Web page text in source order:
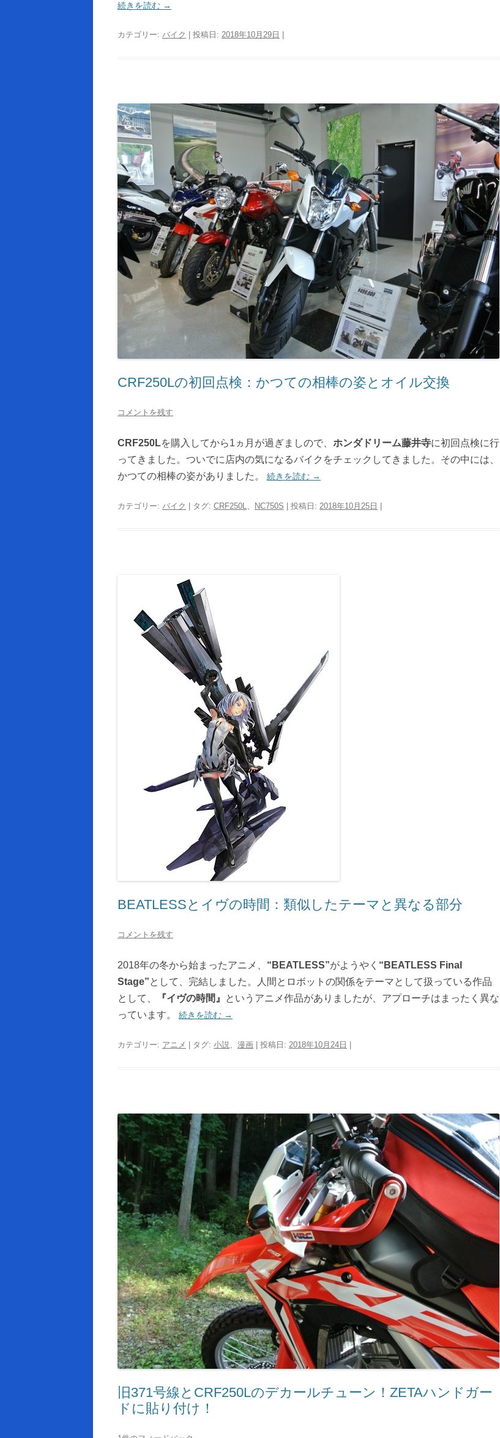
続きを読む →
カテゴリー: バイク | 投稿日: 2018年10月29日
CRF250Lの初回点検：かつての相棒の姿とオイル交換
コメントを残す
CRF250Lを購入してから1ヵ月が過ぎましので、 ホンダドリーム藤井寺に初回点検に行
ってきました。ついでに店内の気になるバイクをチェックしてきました。その中には、
かつての相棒の姿がありました。
続きを読む →
カテゴリー: バイク | タグ: CRF250L、 NC750S | 投稿日: 2018年10月25日
BEATLESSとイヴの時間：類似したテーマと異なる部分
コメントを残す
2018年の冬から始まったアニメ、 “BEATLESS”がようやく “BEATLESS Final
Stage”として、完結しました。人間とロボットの関係をテーマとして扱っている作品
として、
『イヴの時間』
というアニメ作品がありましたが、アプローチはまったく異な
っています。
続きを読む →
カテゴリー: アニメ | タグ: 小説、 漫画 | 投稿日: 2018年10月24日
旧371号線とCRF250Lのデカールチューン！ZETAハンドガー
ドに貼り付け！